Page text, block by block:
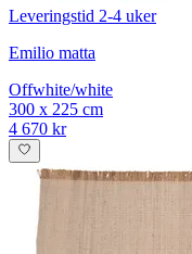
Leveringstid 2-4 uker
Emilio matta
Offwhite/white
300 x 225 cm
4 670 kr